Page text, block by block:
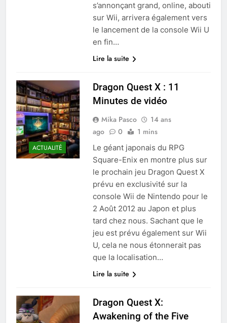
s’annonçant grand, online, abouti
sur Wii, arrivera également vers
le lancement de la console Wii U
en fin…
Lire la suite
ACTUALITÉ
Dragon Quest X : 11
Minutes de vidéo
Mika Pasco
14 ans
ago
0 1 mins
Le géant japonais du RPG
Square-Enix en montre plus sur
le prochain jeu Dragon Quest X
prévu en exclusivité sur la
console Wii de Nintendo pour le
2 Août 2012 au Japon et plus
tard chez nous. Sachant que le
jeu est prévu également sur Wii
U, cela ne nous étonnerait pas
que la localisation…
Lire la suite
Dragon Quest X:
Awakening of the Five